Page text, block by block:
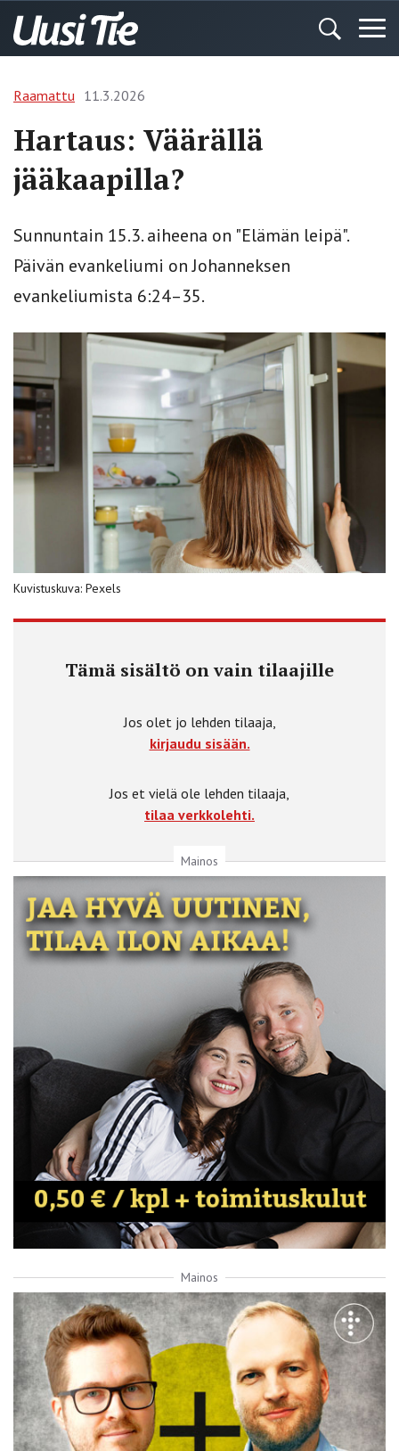
Raamattu 11.3.2026
Hartaus: Väärällä
jääkaapilla?
Sunnuntain 15.3. aiheena on "Elämän leipä".
Päivän evankeliumi on Johanneksen
evankeliumista 6:24–35.
Kuvistuskuva: Pexels
Tämä sisältö on vain tilaajille
Jos olet jo lehden tilaaja,
kirjaudu sisään.
Jos et vielä ole lehden tilaaja,
tilaa verkkolehti.
Mainos
Mainos